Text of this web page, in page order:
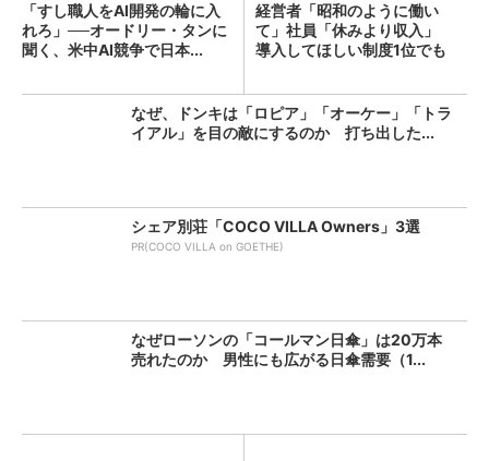
「すし職人をAI開発の輪に入
れろ」──オードリー・タンに
聞く、米中AI競争で日本...
経営者「昭和のように働い
て」社員「休みより収入」
導入してほしい制度1位でも
なぜ、ドンキは「ロピア」「オーケー」「トラ
イアル」を目の敵にするのか 打ち出した...
シェア別荘「COCO VILLA Owners」3選
PR(COCO VILLA on GOETHE)
なぜローソンの「コールマン日傘」は20万本
売れたのか 男性にも広がる日傘需要（1...